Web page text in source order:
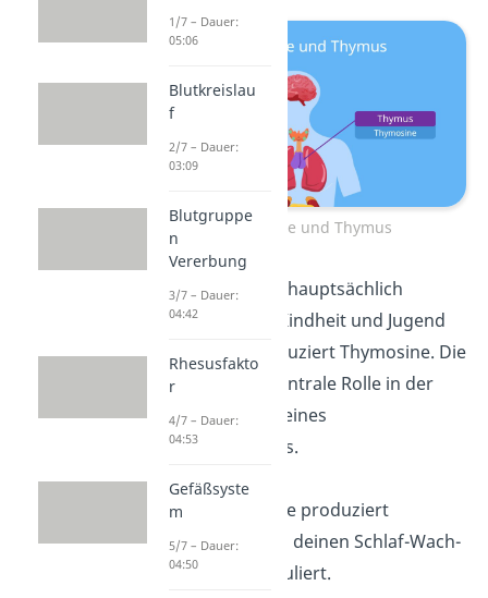
Zirbeldrüse und Thymus
Thymus:Er ist hauptsächlich
während der Kindheit und Jugend
aktiv und produziert Thymosine. Die
spielen eine zentrale Rolle in der
Entwicklung deines
Immunsystems.
Zirbeldrüse:
Sie produziert
Melatonin, das deinen Schlaf-Wach-
Rhythmus reguliert.
1/7 – Dauer:
05:06
Blutkreislau
f
2/7 – Dauer:
03:09
Blutgruppe
n
Vererbung
3/7 – Dauer:
04:42
Rhesusfakto
r
4/7 – Dauer:
04:53
Gefäßsyste
m
5/7 – Dauer:
04:50